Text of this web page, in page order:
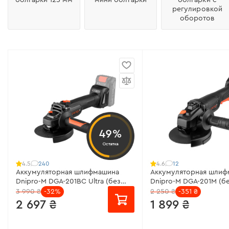
регулировкой
оборотов
49%
Остатка
4.5 240
Аккумуляторная шлифмашина
Dnipro-M DGA-201BC Ultra (без
АКБ и ЗУ)
3 990 ₴ -32%
2 697 ₴
4.6 12
Аккумуляторная
Dnipro-M DGA-201M
2 250 ₴ -351 ₴
1 899 ₴